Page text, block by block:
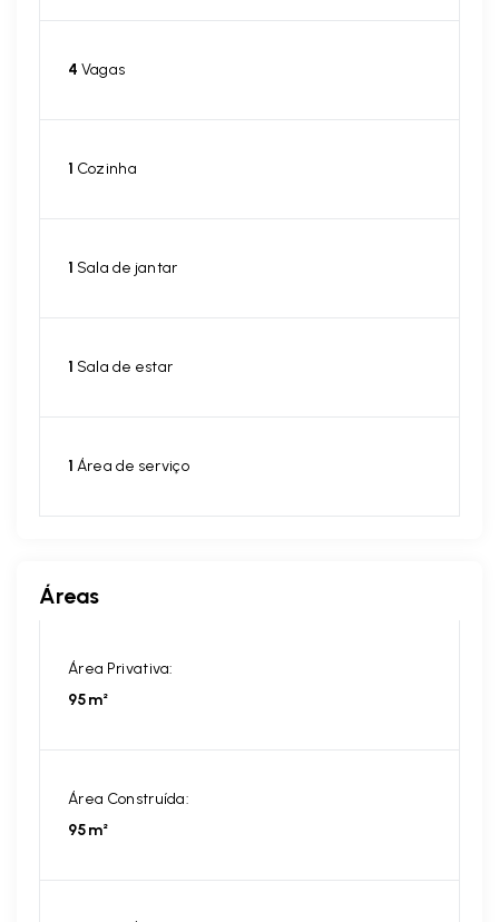
4 Vagas
1 Cozinha
1 Sala de jantar
1 Sala de estar
1 Área de serviço
Áreas
Área Privativa:
95m²
Área Construída:
95m²